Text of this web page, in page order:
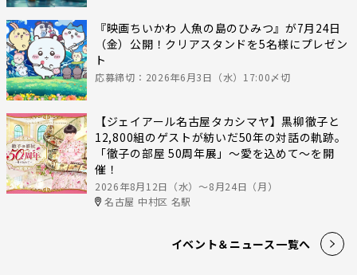
『映画ちいかわ 人魚の島のひみつ』が7月24日
（金）公開！クリアスタンドを5名様にプレゼン
ト
応募締切：2026年6月3日（水）17:00〆切
【ジェイアール名古屋タカシマヤ】黒柳徹子と
12,800組のゲストが紡いだ50年の対話の軌跡。
「徹子の部屋 50周年展」～愛を込めて～を開
催！
2026年8月12日（水）〜8月24日（月）
名古屋 中村区 名駅
イベント＆ニュース一覧へ